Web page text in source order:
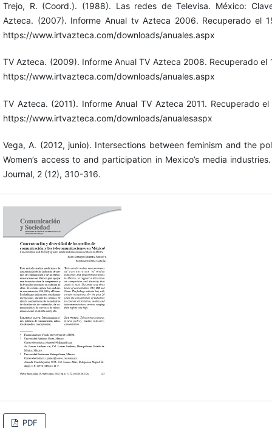
Trejo, R. (Coord.). (1988). Las redes de Televisa. México:
Azteca. (2007). Informe Anual tv Azteca 2006. Recuperado el
https://www.irtvazteca.com/downloads/anuales.aspx
TV Azteca. (2009). Informe Anual TV Azteca 2008. Recuperado el
https://www.irtvazteca.com/downloads/anuales.aspx
TV Azteca. (2011). Informe Anual TV Azteca 2011. Recuperado
https://www.irtvazteca.com/downloads/anualesaspx
Vega, A. (2012, junio). Intersections between feminism and the
Women’s access to and participation in Mexico’s media
Journal, 2 (12), 310-316.
PDF